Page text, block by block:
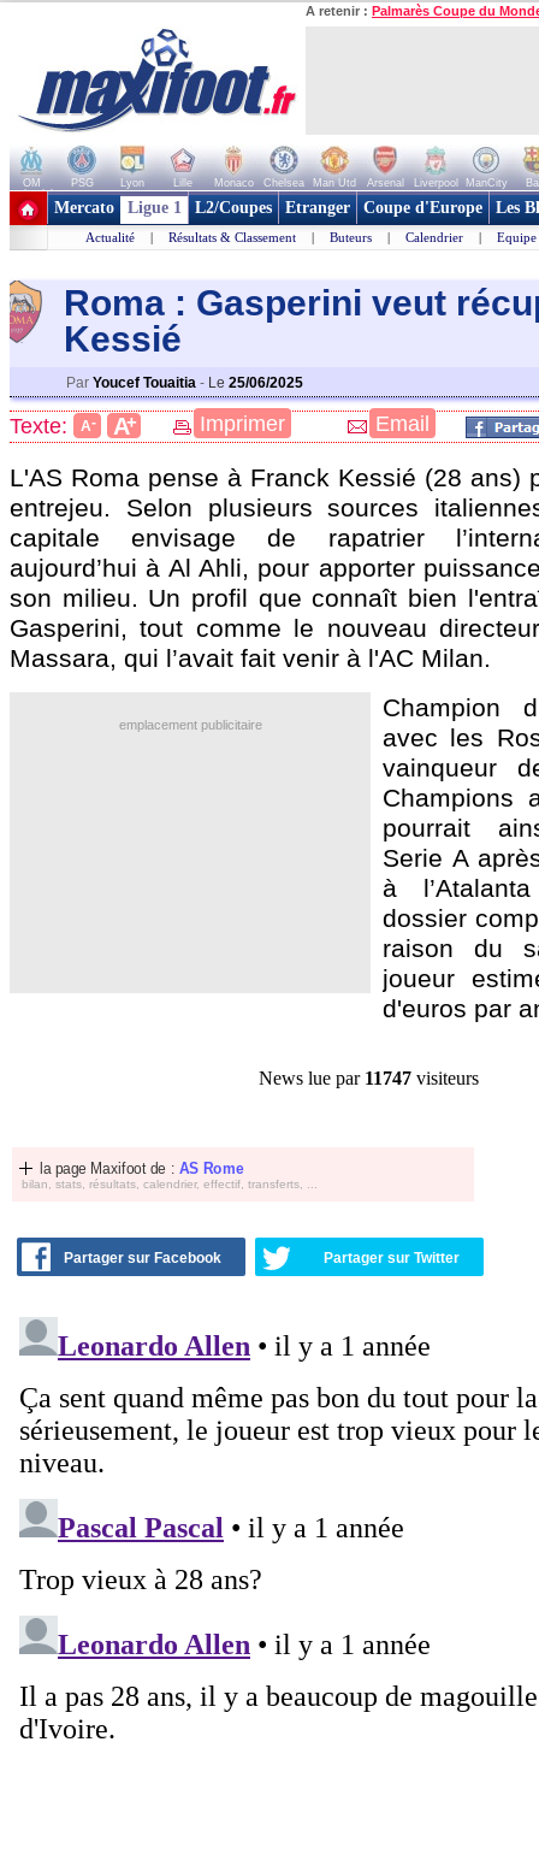
A retenir : Palmarès Coupe du
OM PSG Lyon Lille Monaco Chelsea Man Utd Arsenal Liverpool ManCity
+ de clubs
Mercato Ligue 1 L2/Coupes Etranger Coupe d'Europe Les
Actualité | Résultats & Classement | Buteurs | Calendrier | Equipe
Roma : Gasperini veut
Kessié
Par Youcef Touaitia - Le 25/06/2025
Texte: A- A+ Imprimer Email
L'AS Roma pense à Franck Kessié (28 ans)
entrejeu. Selon plusieurs sources
capitale envisage de rapatrier
aujourd’hui à Al Ahli, pour apporter
son milieu. Un profil que connaît bien
Gasperini, tout comme le nouveau
Massara, qui l’avait fait venir à l'AC Milan.
emplacement publicitaire
Champion
avec les
vainqueur
Champions
pourrait
Serie A
à
dossier
raison du
joueur
d'euros par
News lue par 11747visiteurs
la page Maxifoot de : AS Rome
bilan, stats, résultats, calendrier, effectif, transferts, ...
Partager sur Facebook Partager sur Twitter